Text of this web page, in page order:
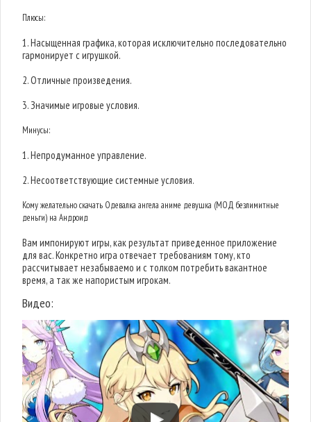
Плюсы:
1. Насыщенная графика, которая исключительно последовательно
гармонирует с игрушкой.
2. Отличные произведения.
3. Значимые игровые условия.
Минусы:
1. Непродуманное управление.
2. Несоответствующие системные условия.
Кому желательно скачать Одевалка ангела аниме девушка (МОД безлимитные
деньги) на Андроид
Вам импонируют игры, как результат приведенное приложение
для вас. Конкретно игра отвечает требованиям тому, кто
рассчитывает незабываемо и с толком потребить вакантное
время, а так же напористым игрокам.
Видео: